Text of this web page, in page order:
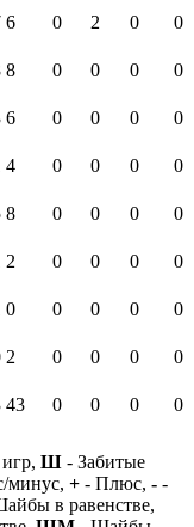
6 0 2 0
0
8 0 0 0
0
6 0 0 0
0
4 0 0 0
0
8 0 0 0
0
2 0 0 0
0
0 0 0 0
0
2 0 0 0
0
43 0 0 0
0
Ш - Забитые
минус, + - Плюс, - -
в равенстве,